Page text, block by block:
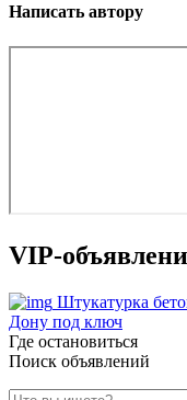
Написать автору
VIP-
Штукатурка
Дону под ключ
Где остановиться
Поиск объявлений